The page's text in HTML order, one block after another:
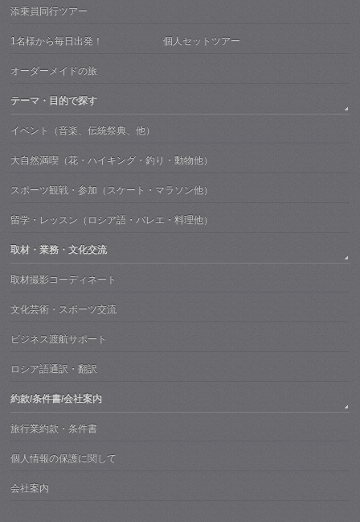
添乗員同行ツアー
1名様から毎日出発！ 個人セットツアー
オーダーメイドの旅
テーマ・目的で探す
イベント（音楽、伝統祭典、他）
大自然満喫（花・ハイキング・釣り・動物他）
スポーツ観戦・参加（スケート・マラソン他）
留学・レッスン（ロシア語・バレエ・料理他）
取材・業務・文化交流
取材撮影コーディネート
文化芸術・スポーツ交流
ビジネス渡航サポート
ロシア語通訳・翻訳
約款/条件書/会社案内
旅行業約款・条件書
個人情報の保護に関して
会社案内